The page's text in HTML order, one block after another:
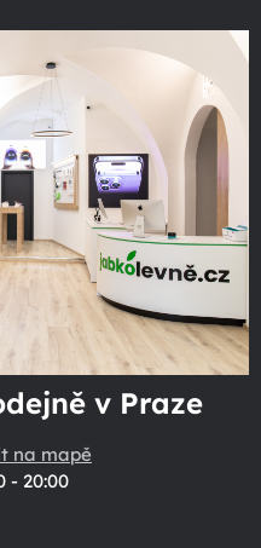
v Praze
na mapě
- 20:00